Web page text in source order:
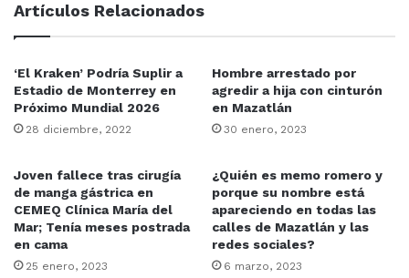
Artículos Relacionados
‘El Kraken’ Podría Suplir a
Estadio de Monterrey en
Próximo Mundial 2026
28 diciembre, 2022
Hombre arrestado por
agredir a hija con cinturón
en Mazatlán
30 enero, 2023
Joven fallece tras cirugía
de manga gástrica en
CEMEQ Clínica María del
Mar; Tenía meses postrada
en cama
25 enero, 2023
¿Quién es memo romero y
porque su nombre está
apareciendo en todas las
calles de Mazatlán y las
redes sociales?
6 marzo, 2023